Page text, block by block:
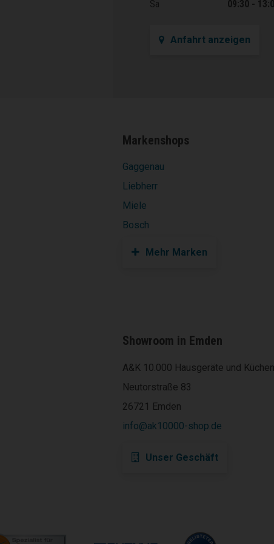
Sa
09:30 -
Anfahrt anzeigen
Markenshops
Gaggenau
Liebherr
Miele
Bosch
Mehr Marken
Showroom in Emden
A&K 10.000 Hausgeräte und
Neutorstraße 83
26721 Emden
info@ak10000-shop.de
Unser Geschäft